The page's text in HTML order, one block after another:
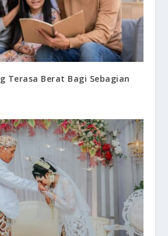
Terasa Berat Bagi Sebagian